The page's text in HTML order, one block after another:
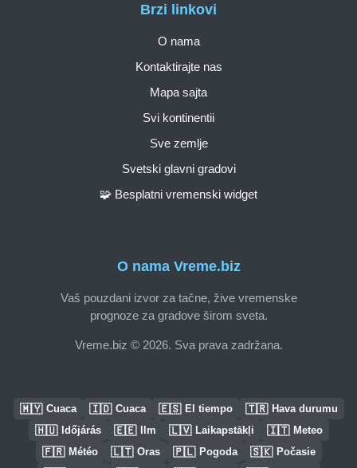
O nama Vreme.biz
Vaš pouzdani izvor za tačne, žive vremenske
prognoze za gradove širom sveta.
Vreme.biz © 2026. Sva prava zadržana.
Brzi linkovi
O nama
Kontaktirajte nas
Mapa sajta
Svi kontinentii
Sve zemlje
Svetski glavni gradovi
🧩 Besplatni vremenski widget
🇲🇾 Cuaca 🇮🇩 Cuaca 🇪🇸 El tiempo 🇹🇷 Hava durumu
🇭🇺 Időjárás 🇪🇪 Ilm 🇱🇻 Laikapstākļi 🇮🇹 Meteo
🇫🇷 Météo 🇱🇹 Oras 🇵🇱 Pogoda 🇸🇰 Počasie